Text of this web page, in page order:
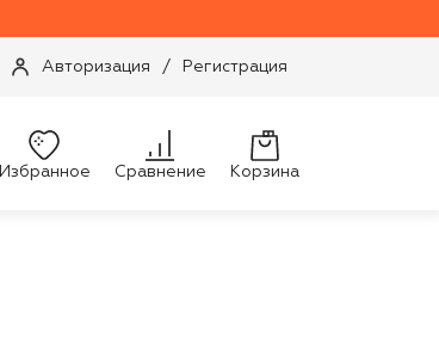
Авторизация / Регистрация
Избранное Сравнение Корзина